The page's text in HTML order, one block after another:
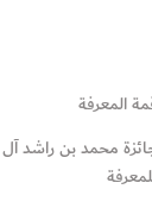
المعرفة
محمد بن راشد